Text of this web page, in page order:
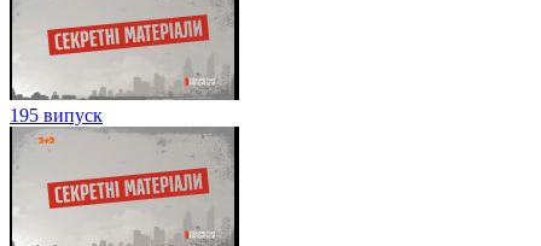
195 випуск